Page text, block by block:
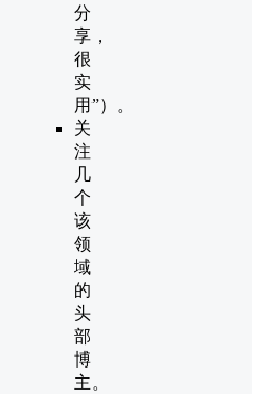
分
享，
很
实
用”）。
关
注
几
个
该
领
域
的
头
部
博
主。